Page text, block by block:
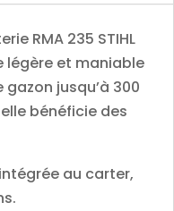
RMA 235 STIHL
légère et maniable
jusqu’à 300
bénéficie des
au carter,